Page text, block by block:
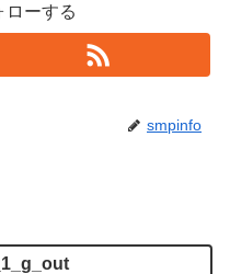
ローする
smpinfo